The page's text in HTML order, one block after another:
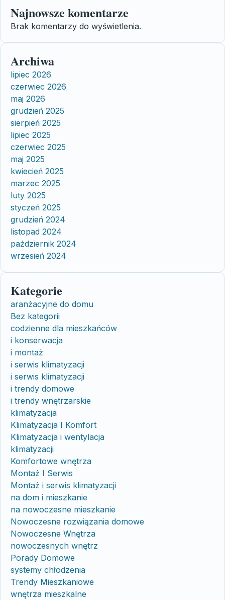
Najnowsze komentarze
Brak komentarzy do wyświetlenia.
Archiwa
lipiec 2026
czerwiec 2026
maj 2026
grudzień 2025
sierpień 2025
lipiec 2025
czerwiec 2025
maj 2025
kwiecień 2025
marzec 2025
luty 2025
styczeń 2025
grudzień 2024
listopad 2024
październik 2024
wrzesień 2024
Kategorie
aranżacyjne do domu
Bez kategorii
codzienne dla mieszkańców
i konserwacja
i montaż
i serwis klimatyzacji
i serwis klimatyzacji
i trendy domowe
i trendy wnętrzarskie
klimatyzacja
Klimatyzacja I Komfort
Klimatyzacja i wentylacja
klimatyzacji
Komfortowe wnętrza
Montaż I Serwis
Montaż i serwis klimatyzacji
na dom i mieszkanie
na nowoczesne mieszkanie
Nowoczesne rozwiązania domowe
Nowoczesne Wnętrza
nowoczesnych wnętrz
Porady Domowe
systemy chłodzenia
Trendy Mieszkaniowe
wnętrza mieszkalne